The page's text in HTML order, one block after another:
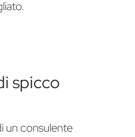
spicco
un consulente